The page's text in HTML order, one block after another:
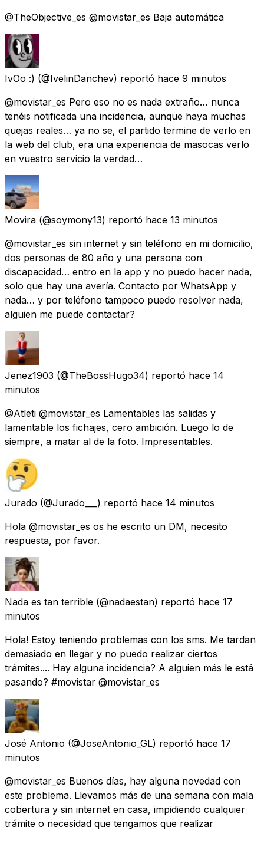
@TheObjective_es @movistar_es Baja automática
IvOo :) (@IvelinDanchev) reportó hace 9 minutos
@movistar_es Pero eso no es nada extraño… nunca
tenéis notificada una incidencia, aunque haya muchas
quejas reales… ya no se, el partido termine de verlo en
la web del club, era una experiencia de masocas verlo
en vuestro servicio la verdad…
Movira (@soymony13) reportó hace 13 minutos
@movistar_es sin internet y sin teléfono en mi domicilio,
dos personas de 80 año y una persona con
discapacidad… entro en la app y no puedo hacer nada,
solo que hay una avería. Contacto por WhatsApp y
nada… y por teléfono tampoco puedo resolver nada,
alguien me puede contactar?
Jenez1903 (@TheBossHugo34) reportó hace 14
minutos
@Atleti @movistar_es Lamentables las salidas y
lamentable los fichajes, cero ambición. Luego lo de
siempre, a matar al de la foto. Impresentables.
Jurado (@Jurado___) reportó hace 14 minutos
Hola @movistar_es os he escrito un DM, necesito
respuesta, por favor.
Nada es tan terrible (@nadaestan) reportó hace 17
minutos
Hola! Estoy teniendo problemas con los sms. Me tardan
demasiado en llegar y no puedo realizar ciertos
trámites.... Hay alguna incidencia? A alguien más le está
pasando? #movistar @movistar_es
José Antonio (@JoseAntonio_GL) reportó hace 17
minutos
@movistar_es Buenos días, hay alguna novedad con
este problema. Llevamos más de una semana con mala
cobertura y sin internet en casa, impidiendo cualquier
trámite o necesidad que tengamos que realizar